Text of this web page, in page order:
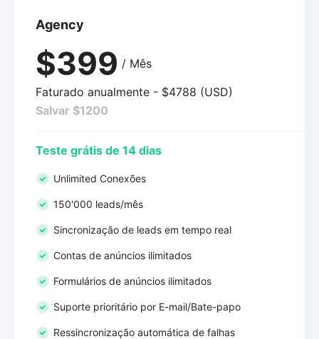
Agency
$399 / Mês
Faturado anualmente - $4788 (USD)
Salvar $1200
Teste grátis de 14 dias
Unlimited Conexões
150'000 leads/mês
Sincronização de leads em tempo real
Contas de anúncios ilimitados
Formulários de anúncios ilimitados
Suporte prioritário por E-mail/Bate-papo
Ressincronização automática de falhas